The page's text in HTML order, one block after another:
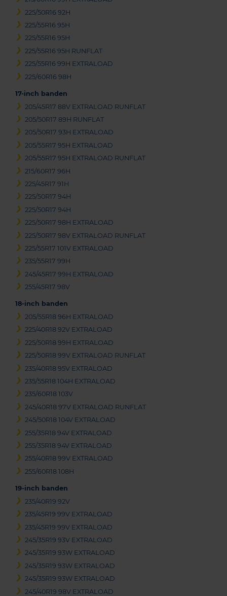
225/50R16 92H
225/55R16 95H
225/55R16 95H
225/55R16 95H RUNFLAT
225/55R16 99H EXTRALOAD
225/60R16 98H
17-inch banden
205/45R17 88V EXTRALOAD RUNFLAT
205/50R17 89H RUNFLAT
205/50R17 93H EXTRALOAD
205/55R17 95H EXTRALOAD
205/55R17 95H EXTRALOAD RUNFLAT
215/60R17 96H
225/45R17 91H
225/50R17 94H
225/50R17 94H
225/50R17 98H EXTRALOAD
225/50R17 98V EXTRALOAD RUNFLAT
225/55R17 101V EXTRALOAD
235/55R17 99H
245/45R17 99H EXTRALOAD
255/45R17 98V
18-inch banden
205/55R18 96H EXTRALOAD
225/40R18 92V EXTRALOAD
225/50R18 99H EXTRALOAD
225/50R18 99V EXTRALOAD RUNFLAT
235/40R18 95V EXTRALOAD
235/55R18 104H EXTRALOAD
235/60R18 103V
245/40R18 97V EXTRALOAD RUNFLAT
245/50R18 104V EXTRALOAD
255/35R18 94V EXTRALOAD
255/35R18 94V EXTRALOAD
255/40R18 99V EXTRALOAD
255/60R18 108H
19-inch banden
235/40R19 92V
235/45R19 99V EXTRALOAD
235/45R19 99V EXTRALOAD
245/35R19 93V EXTRALOAD
245/35R19 93W EXTRALOAD
245/35R19 93W EXTRALOAD
245/35R19 93W EXTRALOAD
245/40R19 98V EXTRALOAD